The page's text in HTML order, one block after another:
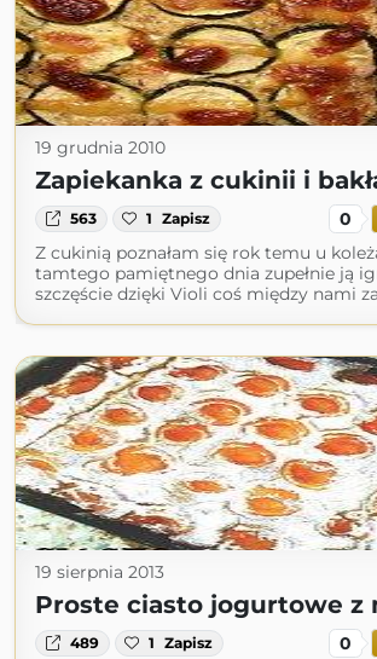
19 grudnia 2010
Zapiekanka z cukinii i
563 1 Zapisz 0
Z cukinią poznałam się rok temu u
tamtego pamiętnego dnia zupełnie ją
szczęście dzięki Violi coś między nami
19 sierpnia 2013
Proste ciasto jogurtowe z
489 1 Zapisz 0